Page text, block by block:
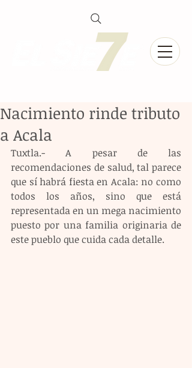
Nacimiento rinde tributo
a Acala
Tuxtla.- A pesar de las
recomendaciones de salud, tal parece
que sí habrá fiesta en Acala: no como
todos los años, sino que está
representada en un mega nacimiento
puesto por una familia originaria de
este pueblo que cuida cada detalle.